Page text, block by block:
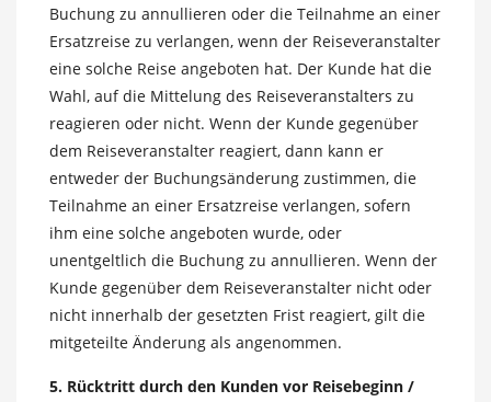
Buchung zu annullieren oder die Teilnahme an einer
Ersatzreise zu verlangen, wenn der Reiseveranstalter
eine solche Reise angeboten hat. Der Kunde hat die
Wahl, auf die Mittelung des Reiseveranstalters zu
reagieren oder nicht. Wenn der Kunde gegenüber
dem Reiseveranstalter reagiert, dann kann er
entweder der Buchungsänderung zustimmen, die
Teilnahme an einer Ersatzreise verlangen, sofern
ihm eine solche angeboten wurde, oder
unentgeltlich die Buchung zu annullieren. Wenn der
Kunde gegenüber dem Reiseveranstalter nicht oder
nicht innerhalb der gesetzten Frist reagiert, gilt die
mitgeteilte Änderung als angenommen.
5. Rücktritt durch den Kunden vor Reisebeginn /